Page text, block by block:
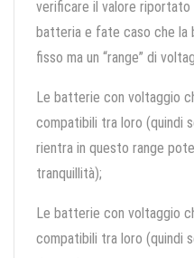
verificare il valore
batteria e fate caso che la
fisso ma un “range” di
Le batterie con voltaggio
compatibili tra loro (quindi
rientra in questo range
tranquillità);
Le batterie con voltaggio
compatibili tra loro (quindi